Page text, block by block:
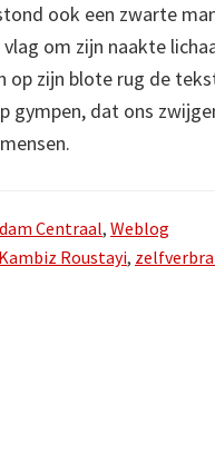
ook een zwarte
vlag om zijn naakte
op zijn blote rug de
gympen, dat ons
Centraal, Weblog
Kambiz Roustayi,